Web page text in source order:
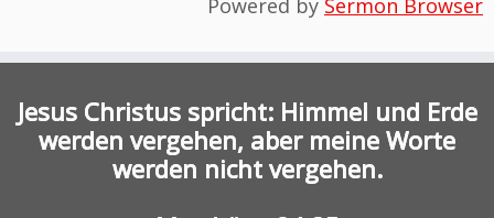
Powered by Sermon Browser
Jesus Christus spricht: Himmel und Erde
werden vergehen, aber meine Worte
werden nicht vergehen.